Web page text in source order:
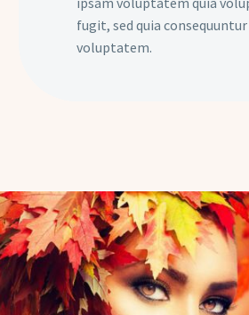
fugit, sed quia
voluptatem.